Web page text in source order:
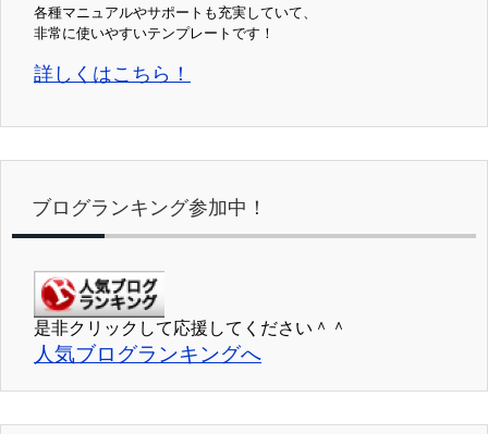
各種マニュアルやサポートも充実していて、
非常に使いやすいテンプレートです！
詳しくはこちら！
ブログランキング参加中！
是非クリックして応援してください＾＾
人気ブログランキングへ